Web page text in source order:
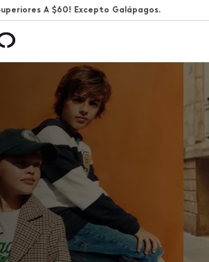
A $60! Excepto Galápagos.